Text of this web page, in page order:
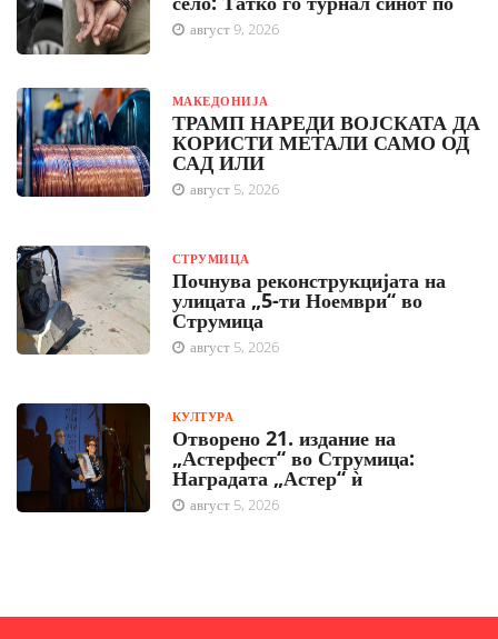
август 9, 2026
МАКЕДОНИЈА
ТРАМП НАРЕДИ ВОЈСКАТА ДА
КОРИСТИ МЕТАЛИ САМО ОД
САД ИЛИ
август 5, 2026
СТРУМИЦА
Почнува реконструкцијата на
улицата „5-ти Ноември“ во
Струмица
август 5, 2026
КУЛТУРА
Отворено 21. издание на
„Астерфест“ во Струмица:
Наградата „Астер“ ѝ
август 5, 2026